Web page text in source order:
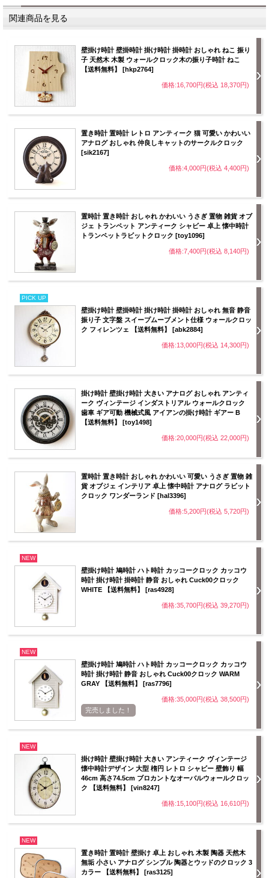
関連商品を見る
壁掛け時計 壁掛時計 掛け時計 掛時計 おしゃれ ねこ 振り
子 天然木 木製 ウォールクロック木の振り子時計 ねこ
【送料無料】 [hkp2764]
価格:16,700円(税込 18,370円)
置き時計 置時計 レトロ アンティーク 猫 可愛い かわいい
アナログ おしゃれ 仲良しキャットのサークルクロック
[sik2167]
価格:4,000円(税込 4,400円)
置時計 置き時計 おしゃれ かわいい うさぎ 置物 雑貨 オブ
ジェ トランペット アンティーク シャビー 卓上 懐中時計
トランペットラビットクロック [toy1096]
価格:7,400円(税込 8,140円)
PICK UP
壁掛け時計 壁掛時計 掛け時計 掛時計 おしゃれ 無音 静音
振り子 文字盤 スイープムーブメント仕様 ウォールクロッ
ク フィレンツェ 【送料無料】 [abk2884]
価格:13,000円(税込 14,300円)
掛け時計 壁掛け時計 大きい アナログ おしゃれ アンティ
ーク ヴィンテージ インダストリアル ウォールクロック
歯車 ギア可動 機械式風 アイアンの掛け時計 ギアー B
【送料無料】 [toy1498]
価格:20,000円(税込 22,000円)
置時計 置き時計 おしゃれ かわいい 可愛い うさぎ 置物 雑
貨 オブジェ インテリア 卓上 懐中時計 アナログ ラビット
クロック ワンダーランド [hal3396]
価格:5,200円(税込 5,720円)
NEW
壁掛け時計 鳩時計 ハト時計 カッコークロック カッコウ
時計 掛け時計 掛時計 静音 おしゃれ Cuck00クロック
WHITE 【送料無料】 [ras4928]
価格:35,700円(税込 39,270円)
NEW
壁掛け時計 鳩時計 ハト時計 カッコークロック カッコウ
時計 掛け時計 静音 おしゃれ Cuck00クロック WARM
GRAY 【送料無料】 [ras7796]
価格:35,000円(税込 38,500円)
完売しました！
NEW
掛け時計 壁掛け時計 大きい アンティーク ヴィンテージ
懐中時計デザイン 大型 楕円 レトロ シャビー 壁飾り 幅
46cm 高さ74.5cm ブロカントなオーバルウォールクロッ
ク 【送料無料】 [vin8247]
価格:15,100円(税込 16,610円)
NEW
置き時計 置時計 壁掛け 卓上 おしゃれ 木製 陶器 天然木
無垢 小さい アナログ シンプル 陶器とウッドのクロック 3
カラー 【送料無料】 [ras3125]